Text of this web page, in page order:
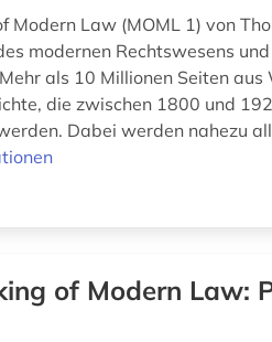
Modern Law (MOML 1) von
modernen Rechtswesens
als 10 Millionen Seiten
die zwischen 1800 und
Dabei werden nahezu
of Modern Law: